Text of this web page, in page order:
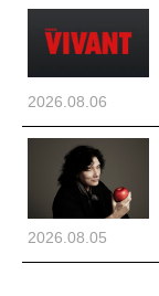
2026.08.06
2026.08.05